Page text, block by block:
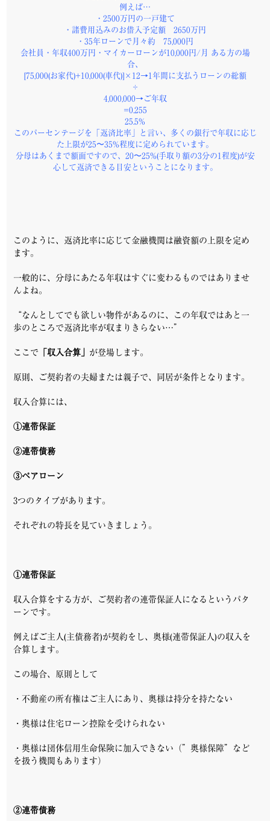
例えば…
・2500万円の一戸建て
・諸費用込みのお借入予定額 2650万円
・35年ローンで月々約 75,000円
会社員・年収400万円・マイカーローンが10,000円/月 ある方の場
合、
[75,000(お家代)+10,000(車代)]×12→1年間に支払うローンの総額
÷
4,000,000→ご年収
=0.255
25.5%
このパーセンテージを「返済比率」と言い、多くの銀行で年収に応じ
た上限が25〜35%程度に定められています。
分母はあくまで額面ですので、20〜25%(手取り額の3分の1程度)が安
心して返済できる目安ということになります。
このように、返済比率に応じて金融機関は融資額の上限を定め
ます。
一般的に、分母にあたる年収はすぐに変わるものではありませ
んよね。
“なんとしてでも欲しい物件があるのに、この年収ではあと一
歩のところで返済比率が収まりきらない…”
ここで 「収入合算」 が登場します。
原則、 ご契約者の夫婦または親子で、同居が条件となります。
収入合算には、
①連帯保証
②連帯債務
③ペアローン
3つのタイプがあります。
それぞれの特長を見ていきましょう。
①連帯保証
収入合算をする方が、ご契約者の連帯保証人になるというパタ
ーンです。
例えばご主人(主債務者)が契約をし、奥様(連帯保証人)の収入を
合算します。
この場合、原則として
・不動産の所有権はご主人にあり、奥様は持分を持たない
・奥様は住宅ローン控除を受けられない
・奥様は団体信用生命保険に加入できない（”奥様保障”など
を扱う機関もあります）
②連帯債務